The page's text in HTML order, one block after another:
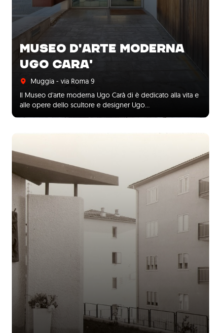
MUSEO D'ARTE MODERNA
UGO CARA'
Muggia - via Roma 9
Il Museo d'arte moderna Ugo Carà di è dedicato alla vita e
alle opere dello scultore e designer Ugo…